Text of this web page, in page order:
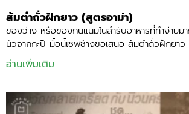
ส้มตำถั่วฝักยาว (สูตรอาม่า)
ของว่าง หรือของกินแนมในสำรับอาหารที่ทำง่ายม
นัวจากกะปิ มื้อนี้เชฟช้างขอเสนอ ส้มตำถั่วฝักยาว
อ่านเพิ่มเติม